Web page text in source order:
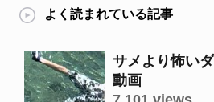
よく読まれている記事
サメより怖い
動画